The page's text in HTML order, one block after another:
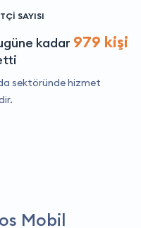
SAYISI
kadar 979 kişi
sektöründe hizmet
Mobil